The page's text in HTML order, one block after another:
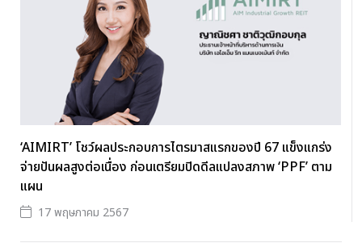
‘AIMIRT’ โชว์ผลประกอบการไตรมาสแรกของปี 67 แข็งแกร่ง
จ่ายปันผลสูงต่อเนื่อง ก่อนเตรียมปิดดีลแปลงสภาพ ‘PPF’ ตาม
แผน
17 พฤษภาคม 2567